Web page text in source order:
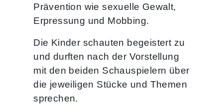
Prävention wie sexuelle Gewalt,
Erpressung und Mobbing.
Die Kinder schauten begeistert zu
und durften nach der Vorstellung
mit den beiden Schauspielern über
die jeweiligen Stücke und Themen
sprechen.